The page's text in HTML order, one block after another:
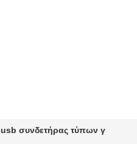
usb συνδετήρας τύπων γ